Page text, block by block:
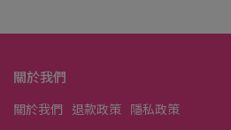
關於我們
關於我們 退款政策 隱私政策